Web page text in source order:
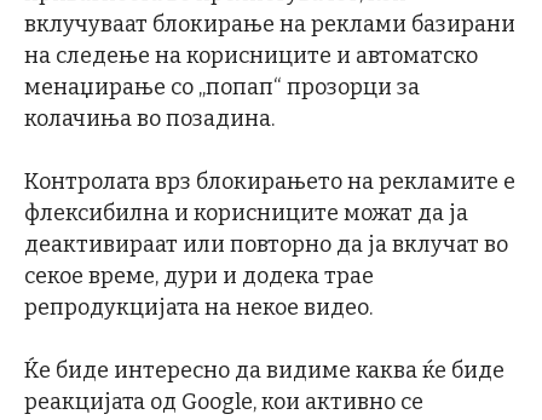
вклучуваат блокирање на реклами базирани
на следење на корисниците и автоматско
менаџирање со „попап“ прозорци за
колачиња во позадина.
Контролата врз блокирањето на рекламите е
флексибилна и корисниците можат да ја
деактивираат или повторно да ја вклучат во
секое време, дури и додека трае
репродукцијата на некое видео.
Ќе биде интересно да видиме каква ќе биде
реакцијата од Google, кои активно се